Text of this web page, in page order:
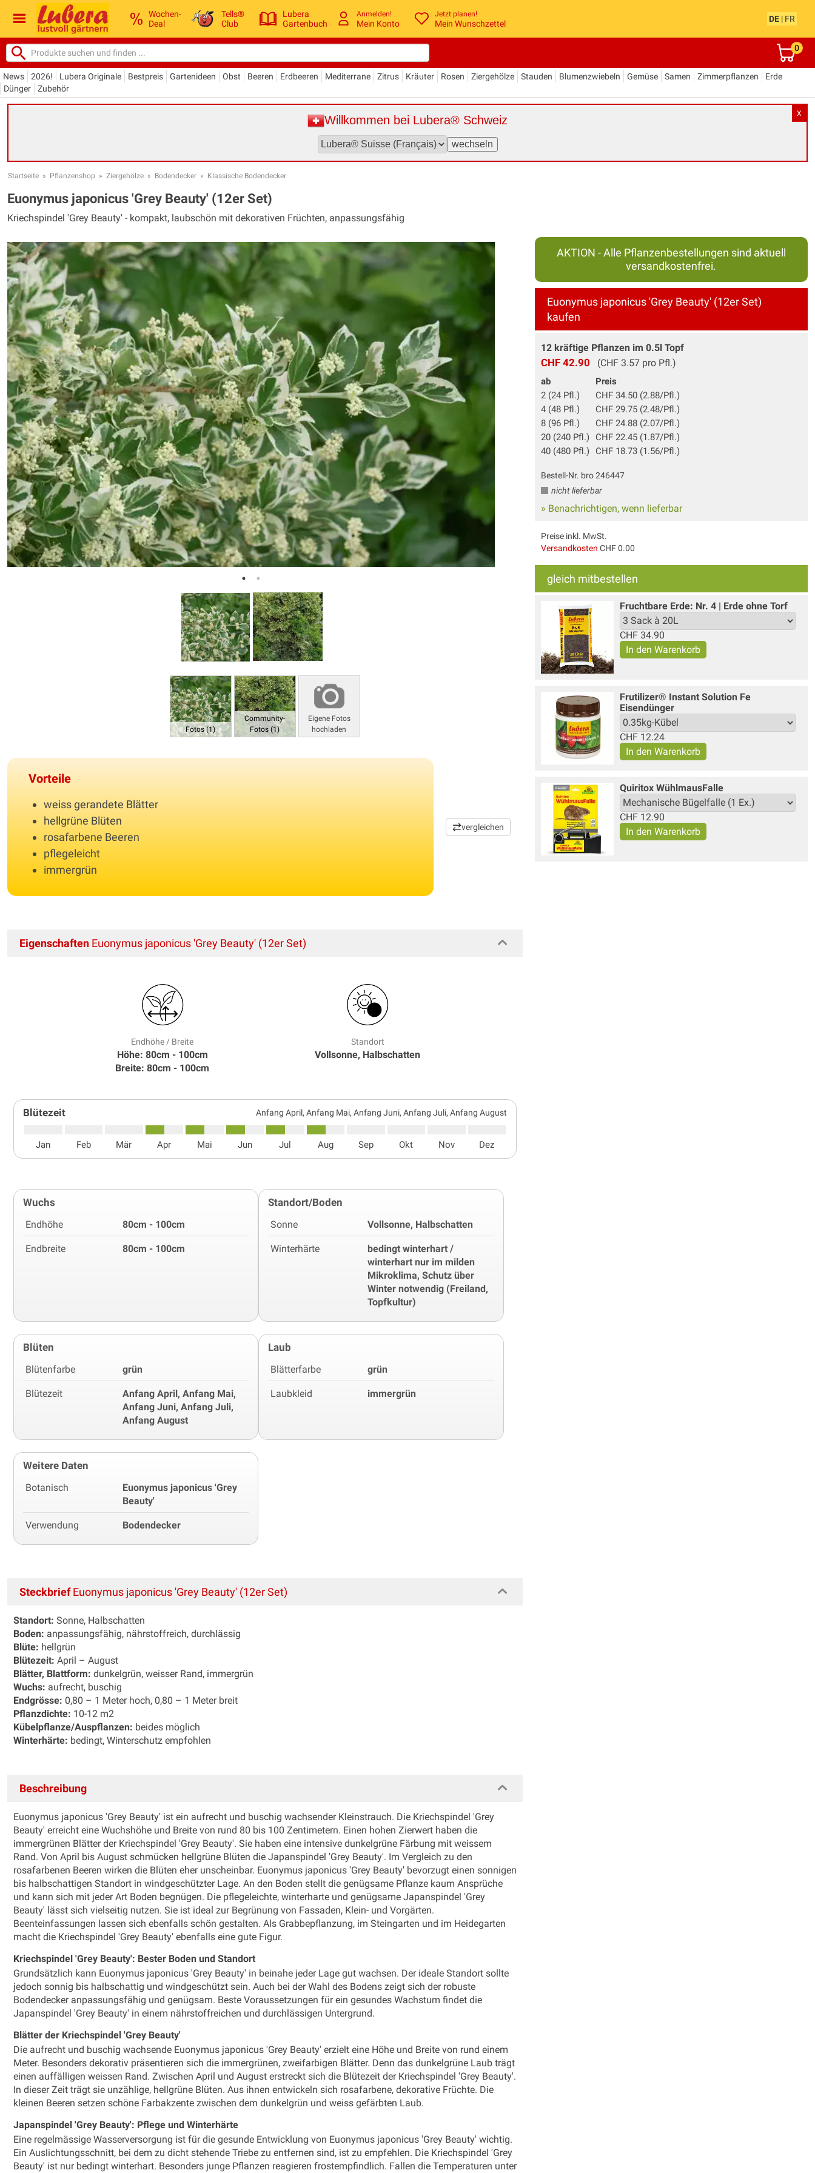
Wochen-
Deal
Tells®
Club
Lubera
Gartenbuch
Anmelden!
Mein Konto
Jetzt planen!
Mein Wunschzettel
DE | FR
0
News 2026! Lubera Originale Bestpreis Gartenideen Obst Beeren Erdbeeren Mediterrane Zitrus Kräuter Rosen Ziergehölze Stauden Blumenzwiebeln Gemüse Samen Zimmerpflanzen
Erde
Dünger
Zubehör
X
Willkommen bei Lubera® Schweiz
Startseite » Pflanzenshop » Ziergehölze » Bodendecker » Klassische Bodendecker
Euonymus japonicus 'Grey Beauty' (12er Set)
Kriechspindel 'Grey Beauty' - kompakt, laubschön mit dekorativen Früchten, anpassungsfähig
Fotos (1)
Community-
Fotos (1)
Eigene Fotos
hochladen
Vorteile
weiss gerandete Blätter
hellgrüne Blüten
rosafarbene Beeren
pflegeleicht
immergrün
vergleichen
AKTION - Alle Pflanzenbestellungen sind aktuell
versandkostenfrei.
Euonymus japonicus 'Grey Beauty' (12er Set)
kaufen
12 kräftige Pflanzen im 0.5l Topf
CHF 42.90 (CHF 3.57 pro Pfl.)
ab
Preis
2 (24 Pfl.)
CHF 34.50 (2.88/Pfl.)
4 (48 Pfl.)
CHF 29.75 (2.48/Pfl.)
8 (96 Pfl.)
CHF 24.88 (2.07/Pfl.)
20 (240 Pfl.)
CHF 22.45 (1.87/Pfl.)
40 (480 Pfl.)
CHF 18.73 (1.56/Pfl.)
Bestell-Nr. bro 246447
nicht lieferbar
» Benachrichtigen, wenn lieferbar
Preise inkl. MwSt.
Versandkosten CHF 0.00
gleich mitbestellen
Fruchtbare Erde: Nr. 4 | Erde ohne Torf
CHF 34.90
Frutilizer® Instant Solution Fe
Eisendünger
CHF 12.24
Quiritox WühlmausFalle
CHF 12.90
Eigenschaften Euonymus japonicus 'Grey Beauty' (12er Set)
Endhöhe / Breite
Höhe: 80cm - 100cm
Breite: 80cm - 100cm
Standort
Vollsonne, Halbschatten
Blütezeit Anfang April, Anfang Mai, Anfang Juni, Anfang Juli, Anfang August
Jan Feb Mär Apr Mai Jun Jul Aug Sep Okt Nov Dez
Wuchs
Endhöhe 80cm - 100cm
Endbreite 80cm - 100cm
Standort/Boden
Sonne Vollsonne, Halbschatten
Winterhärte
bedingt winterhart /
winterhart nur im milden
Mikroklima, Schutz über
Winter notwendig (Freiland,
Topfkultur)
Blüten
Blütenfarbe grün
Blütezeit
Anfang April, Anfang Mai,
Anfang Juni, Anfang Juli,
Anfang August
Laub
Blätterfarbe grün
Laubkleid immergrün
Weitere Daten
Botanisch
Euonymus japonicus 'Grey
Beauty'
Verwendung Bodendecker
SteckbriefEuonymus japonicus 'Grey Beauty' (12er Set)
Standort: Sonne, Halbschatten
Boden: anpassungsfähig, nährstoffreich, durchlässig
Blüte: hellgrün
Blütezeit: April – August
Blätter, Blattform: dunkelgrün, weisser Rand, immergrün
Wuchs: aufrecht, buschig
Endgrösse: 0,80 – 1 Meter hoch, 0,80 – 1 Meter breit
Pflanzdichte: 10-12 m2
Kübelpflanze/Auspflanzen: beides möglich
Winterhärte: bedingt, Winterschutz empfohlen
Beschreibung
Euonymus japonicus 'Grey Beauty' ist ein aufrecht und buschig wachsender Kleinstrauch. Die Kriechspindel 'Grey
Beauty' erreicht eine Wuchshöhe und Breite von rund 80 bis 100 Zentimetern. Einen hohen Zierwert haben die
immergrünen Blätter der Kriechspindel 'Grey Beauty'. Sie haben eine intensive dunkelgrüne Färbung mit weissem
Rand. Von April bis August schmücken hellgrüne Blüten die Japanspindel 'Grey Beauty'. Im Vergleich zu den
rosafarbenen Beeren wirken die Blüten eher unscheinbar. Euonymus japonicus 'Grey Beauty' bevorzugt einen sonnigen
bis halbschattigen Standort in windgeschützter Lage. An den Boden stellt die genügsame Pflanze kaum Ansprüche
und kann sich mit jeder Art Boden begnügen. Die pflegeleichte, winterharte und genügsame Japanspindel 'Grey
Beauty' lässt sich vielseitig nutzen. Sie ist ideal zur Begrünung von Fassaden, Klein- und Vorgärten.
Beenteinfassungen lassen sich ebenfalls schön gestalten. Als Grabbepflanzung, im Steingarten und im Heidegarten
macht die Kriechspindel 'Grey Beauty' ebenfalls eine gute Figur.
Kriechspindel 'Grey Beauty': Bester Boden und Standort
Grundsätzlich kann Euonymus japonicus 'Grey Beauty' in beinahe jeder Lage gut wachsen. Der ideale Standort sollte
jedoch sonnig bis halbschattig und windgeschützt sein. Auch bei der Wahl des Bodens zeigt sich der robuste
Bodendecker anpassungsfähig und genügsam. Beste Voraussetzungen für ein gesundes Wachstum findet die
Japanspindel 'Grey Beauty' in einem nährstoffreichen und durchlässigen Untergrund.
Blätter der Kriechspindel 'Grey Beauty'
Die aufrecht und buschig wachsende Euonymus japonicus 'Grey Beauty' erzielt eine Höhe und Breite von rund einem
Meter. Besonders dekorativ präsentieren sich die immergrünen, zweifarbigen Blätter. Denn das dunkelgrüne Laub trägt
einen auffälligen weissen Rand. Zwischen April und August erstreckt sich die Blütezeit der Kriechspindel 'Grey Beauty'.
In dieser Zeit trägt sie unzählige, hellgrüne Blüten. Aus ihnen entwickeln sich rosafarbene, dekorative Früchte. Die
kleinen Beeren setzen schöne Farbakzente zwischen dem dunkelgrün und weiss gefärbten Laub.
Japanspindel 'Grey Beauty': Pflege und Winterhärte
Eine regelmässige Wasserversorgung ist für die gesunde Entwicklung von Euonymus japonicus 'Grey Beauty' wichtig.
Ein Auslichtungsschnitt, bei dem zu dicht stehende Triebe zu entfernen sind, ist zu empfehlen. Die Kriechspindel 'Grey
Beauty' ist nur bedingt winterhart. Besonders junge Pflanzen reagieren frostempfindlich. Fallen die Temperaturen unter